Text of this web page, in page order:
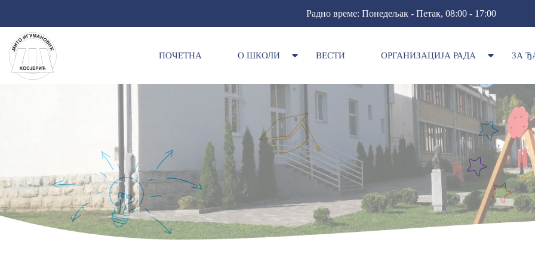
Радно време: Понедељак - Петак, 08:00 - 17:00
ПОЧЕТНА О ШКОЛИ ВЕСТИ ОРГАНИЗАЦИЈА РАДА ЗА